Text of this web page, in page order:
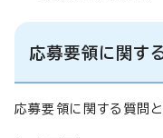
応募要領に関す
応募要領に関する質問と